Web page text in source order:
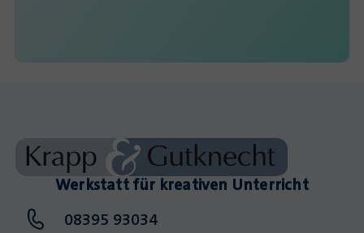
Werkstatt für kreativen Unterricht
08395 93034